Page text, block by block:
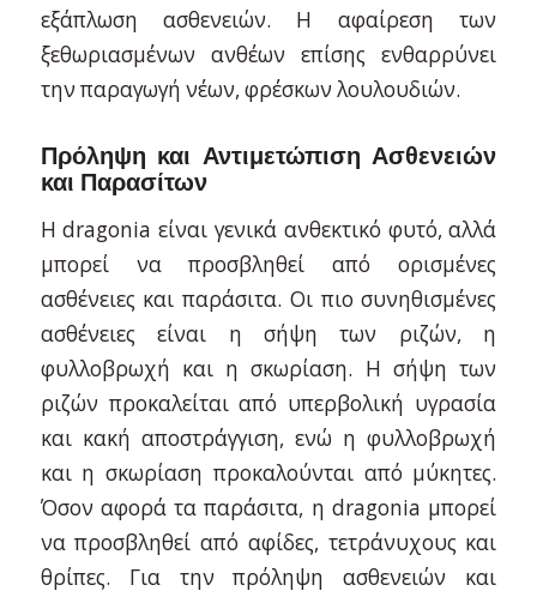
εξάπλωση ασθενειών. Η αφαίρεση των
ξεθωριασμένων ανθέων επίσης ενθαρρύνει
την παραγωγή νέων, φρέσκων λουλουδιών.
Πρόληψη και Αντιμετώπιση Ασθενειών
και Παρασίτων
Η dragonia είναι γενικά ανθεκτικό φυτό, αλλά
μπορεί να προσβληθεί από ορισμένες
ασθένειες και παράσιτα. Οι πιο συνηθισμένες
ασθένειες είναι η σήψη των ριζών, η
φυλλοβρωχή και η σκωρίαση. Η σήψη των
ριζών προκαλείται από υπερβολική υγρασία
και κακή αποστράγγιση, ενώ η φυλλοβρωχή
και η σκωρίαση προκαλούνται από μύκητες.
Όσον αφορά τα παράσιτα, η dragonia μπορεί
να προσβληθεί από αφίδες, τετράνυχους και
θρίπες. Για την πρόληψη ασθενειών και